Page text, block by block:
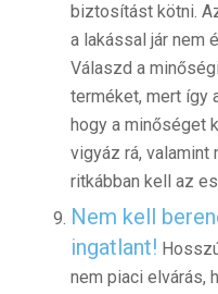
biztosítást kötni.
a lakással jár nem
Válaszd a
terméket, mert így
hogy a minőséget
vigyáz rá, valamint
ritkábban kell az
Nem kell
ingatlant!
nem piaci elvárás,